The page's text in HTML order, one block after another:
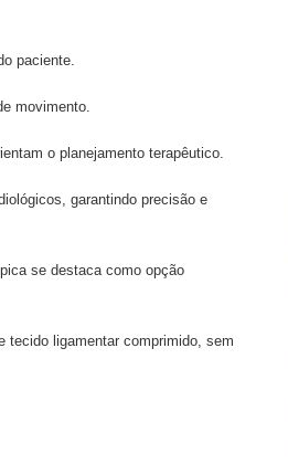
paciente.
movimento.
o planejamento terapêutico.
garantindo precisão e
se destaca como opção
tecido ligamentar comprimido, sem